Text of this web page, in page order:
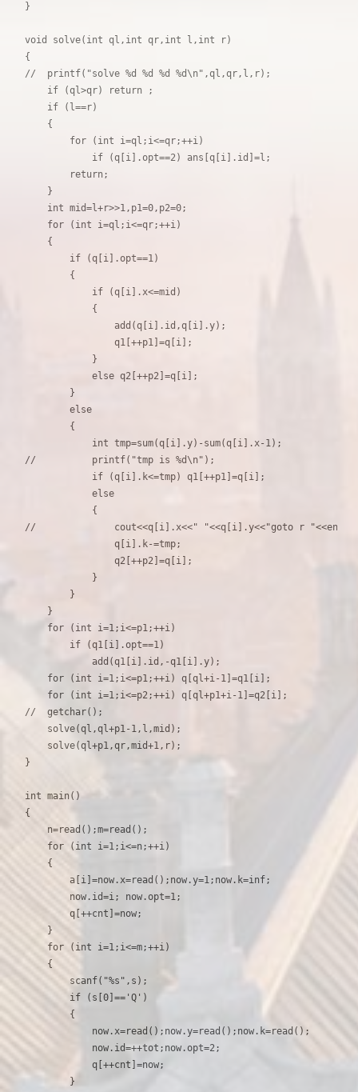
}
void solve(int ql,int qr,int l,int r)
{
//  printf("solve %d %d %d %d\n",ql,qr,l,r);
    if (ql>qr) return ;
    if (l==r)
    {
        for (int i=ql;i<=qr;++i)
            if (q[i].opt==2) ans[q[i].id]=l;
        return;
    }
    int mid=l+r>>1,p1=0,p2=0;
    for (int i=ql;i<=qr;++i)
    {
        if (q[i].opt==1)
        {
            if (q[i].x<=mid)
            {
                add(q[i].id,q[i].y);
                q1[++p1]=q[i];
            }
            else q2[++p2]=q[i];
        }
        else
        {
            int tmp=sum(q[i].y)-sum(q[i].x-1);
//          printf("tmp is %d\n");
            if (q[i].k<=tmp) q1[++p1]=q[i];
            else
            {
//              cout<<q[i].x<<" "<<q[i].y<<"goto r "<<endl;
                q[i].k-=tmp;
                q2[++p2]=q[i];
            }
        }
    }
    for (int i=1;i<=p1;++i)
        if (q1[i].opt==1)
            add(q1[i].id,-q1[i].y);
    for (int i=1;i<=p1;++i) q[ql+i-1]=q1[i];
    for (int i=1;i<=p2;++i) q[ql+p1+i-1]=q2[i];
//  getchar();
    solve(ql,ql+p1-1,l,mid);
    solve(ql+p1,qr,mid+1,r);
}
int main()
{
    n=read();m=read();
    for (int i=1;i<=n;++i)
    {
        a[i]=now.x=read();now.y=1;now.k=inf;
        now.id=i; now.opt=1;
        q[++cnt]=now;
    }
    for (int i=1;i<=m;++i)
    {
        scanf("%s",s);
        if (s[0]=='Q')
        {
            now.x=read();now.y=read();now.k=read();
            now.id=++tot;now.opt=2;
            q[++cnt]=now;
        }